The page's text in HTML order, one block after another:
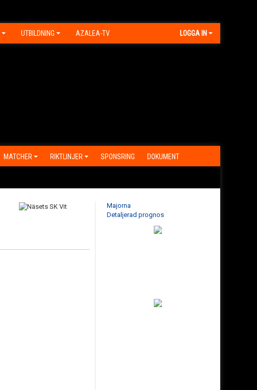
UTBILDNING AZALEA-TV LOGGA IN
MATCHER RIKTLINJER SPONSRING DOKUMENT
Majorna
Detaljerad prognos